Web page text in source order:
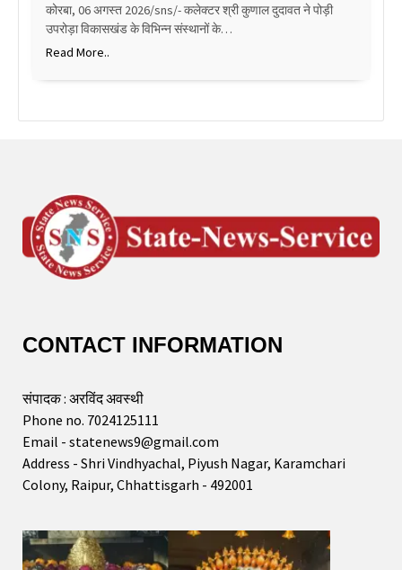
कोरबा, 06 अगस्त 2026/sns/- कलेक्टर श्री कुणाल दुदावत ने पोड़ी
उपरोड़ा विकासखंड के विभिन्न संस्थानों के…
Read More..
CONTACT INFORMATION
संपादक : अरविंद अवस्थी
Phone no. 7024125111
Email - statenews9@gmail.com
Address - Shri Vindhyachal, Piyush Nagar, Karamchari
Colony, Raipur, Chhattisgarh - 492001